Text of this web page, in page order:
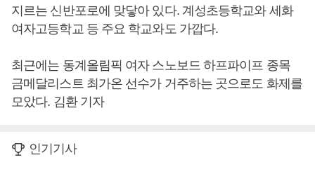
지르는 신반포로에 맞닿아 있다. 계성초등학교와 세화
여자고등학교 등 주요 학교와도 가깝다.
최근에는 동계올림픽 여자 스노보드 하프파이프 종목
금메달리스트 최가온 선수가 거주하는 곳으로도 화제를
모았다. 김환 기자
인기기사